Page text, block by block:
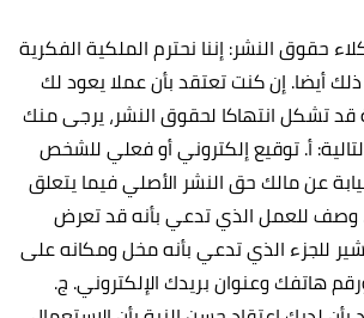
حقوق النشر: إننا نحترم الملكية الفكرية
أيضا. إن كنت تعتقد بأن عملا يعود لك
تشكل انتهاكا لحقوق النشر، يرجى منك
أ‌. توقيع إلكتروني أو فعلي للشخص
عن مالك حق النشر الأصلي فيما يتعلق
وصف للعمل الذي تدعي بأنه قد تعرض
للجزء الذي تدعي بأنه مخل ومكانه على
هاتفك وعنوان بريدك الإلكتروني. ج‌.